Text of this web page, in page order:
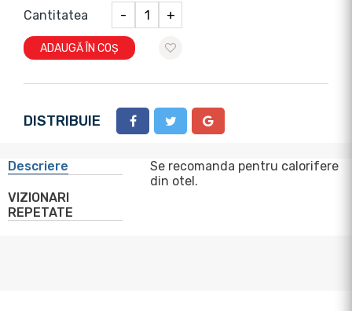
Cantitatea - +
ADAUGĂ ÎN COȘ
DISTRIBUIE
Descriere
VIZIONARI
REPETATE
Se recomanda pentru calorifere
din otel.